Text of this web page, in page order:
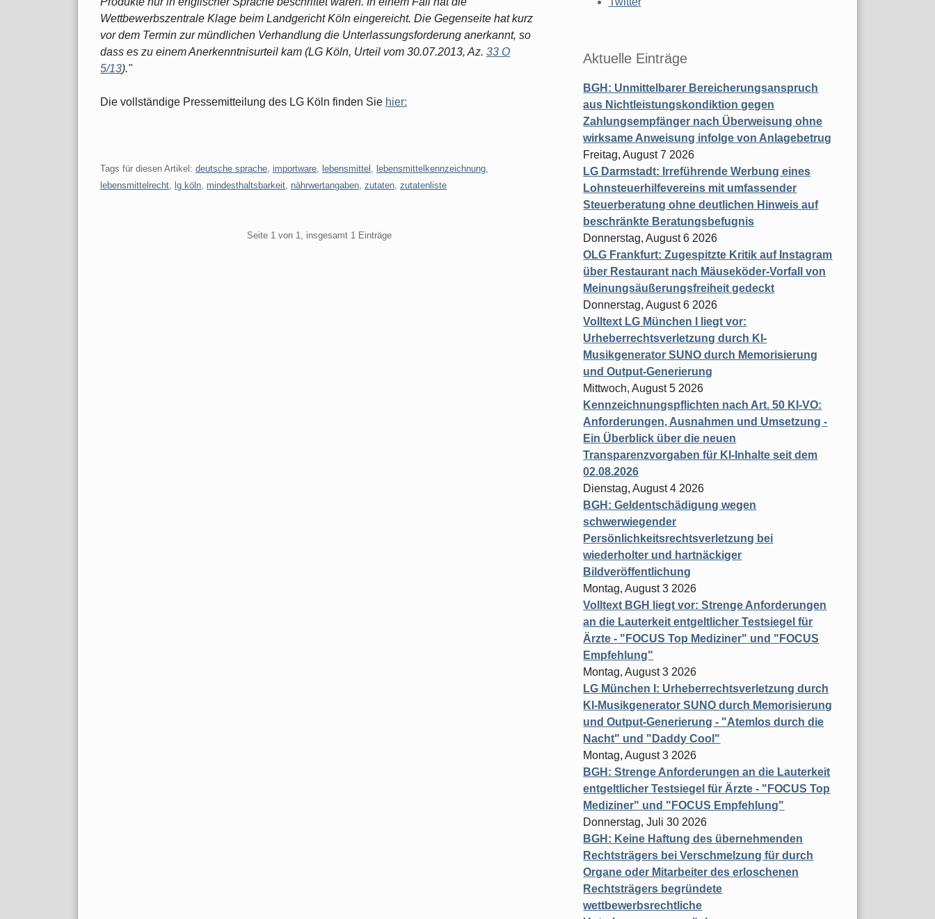
Wettbewerbszentrale Klage beim Landgericht Köln eingereicht. Die Gegenseite hat kurz
vor dem Termin zur mündlichen Verhandlung die Unterlassungsforderung anerkannt, so
dass es zu einem Anerkenntnisurteil kam (LG Köln, Urteil vom 30.07.2013, Az. 33 O
5/13)."
Die vollständige Pressemitteilung des LG Köln finden Sie hier:
Tags für diesen Artikel: deutsche sprache importware lebensmittel lebensmittelkennzeichnung
lebensmittelrecht
lg köln mindesthaltsbarkeit nährwertangaben zutaten zutatenliste
Seite 1 von 1, insgesamt 1 Einträge
Aktuelle Einträge
BGH: Unmittelbarer Bereicherungsanspruch
aus Nichtleistungskondiktion gegen
Zahlungsempfänger nach Überweisung ohne
wirksame Anweisung infolge von Anlagebetrug
Freitag, August 7 2026
LG Darmstadt: Irreführende Werbung eines
Lohnsteuerhilfevereins mit umfassender
Steuerberatung ohne deutlichen Hinweis auf
beschränkte Beratungsbefugnis
Donnerstag, August 6 2026
OLG Frankfurt: Zugespitzte Kritik auf Instagram
über Restaurant nach Mäuseköder-Vorfall von
Meinungsäußerungsfreiheit gedeckt
Donnerstag, August 6 2026
Volltext LG München I liegt vor:
Urheberrechtsverletzung durch KI-
Musikgenerator SUNO durch Memorisierung
und Output-Generierung
Mittwoch, August 5 2026
Kennzeichnungspflichten nach Art. 50 KI-VO:
Anforderungen, Ausnahmen und Umsetzung -
Ein Überblick über die neuen
Transparenzvorgaben für KI-Inhalte seit dem
02.08.2026
Dienstag, August 4 2026
BGH: Geldentschädigung wegen
schwerwiegender
Persönlichkeitsrechtsverletzung bei
wiederholter und hartnäckiger
Bildveröffentlichung
Montag, August 3 2026
Volltext BGH liegt vor: Strenge Anforderungen
an die Lauterkeit entgeltlicher Testsiegel für
Ärzte - "FOCUS Top Mediziner" und "FOCUS
Empfehlung"
Montag, August 3 2026
LG München I: Urheberrechtsverletzung durch
KI-Musikgenerator SUNO durch Memorisierung
und Output-Generierung - "Atemlos durch die
Nacht" und "Daddy Cool"
Montag, August 3 2026
BGH: Strenge Anforderungen an die Lauterkeit
entgeltlicher Testsiegel für Ärzte - "FOCUS Top
Mediziner" und "FOCUS Empfehlung"
Donnerstag, Juli 30 2026
BGH: Keine Haftung des übernehmenden
Rechtsträgers bei Verschmelzung für durch
Organe oder Mitarbeiter des erloschenen
Rechtsträgers begründete
wettbewerbsrechtliche